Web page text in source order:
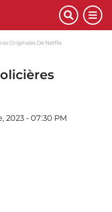
Originales De Netflix
2023 - 07:30 PM